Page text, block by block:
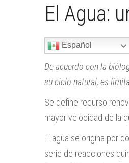
El Agua:
Español
De acuerdo con la
su ciclo natural, es
Se define recurso
mayor velocidad de la
El agua se origina por
serie de reacciones